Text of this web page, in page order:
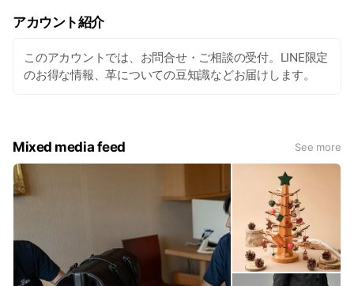
アカウント紹介
このアカウントでは、お問合せ・ご相談の受付。LINE限定
のお得な情報、革についての豆知識などお届けします。
Mixed media feed See more